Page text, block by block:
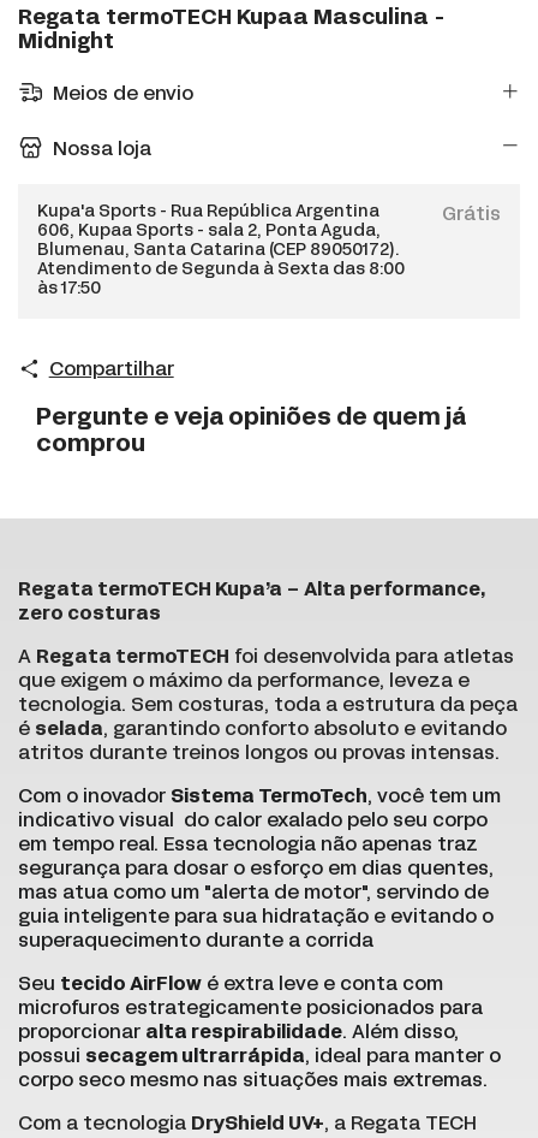
Regata termoTECH Kupaa Masculina -
Midnight
Meios de envio
Nossa loja
Kupa'a Sports - Rua República Argentina
606, Kupaa Sports - sala 2, Ponta Aguda,
Blumenau, Santa Catarina (CEP 89050172).
Atendimento de Segunda à Sexta das 8:00
às 17:50
Grátis
Compartilhar
Pergunte e veja opiniões de quem já
comprou
Regata termoTECH Kupa’a – Alta performance,
zero costuras
A Regata termoTECH foi desenvolvida para atletas
que exigem o máximo da performance, leveza e
tecnologia. Sem costuras, toda a estrutura da peça
é selada, garantindo conforto absoluto e evitando
atritos durante treinos longos ou provas intensas.
Com o inovador Sistema TermoTech, você tem um
indicativo visual do calor exalado pelo seu corpo
em tempo real. Essa tecnologia não apenas traz
segurança para dosar o esforço em dias quentes,
mas atua como um "alerta de motor", servindo de
guia inteligente para sua hidratação e evitando o
superaquecimento durante a corrida
Seu tecido AirFlow é extra leve e conta com
microfuros estrategicamente posicionados para
proporcionar alta respirabilidade. Além disso,
possui secagem ultrarrápida, ideal para manter o
corpo seco mesmo nas situações mais extremas.
Com a tecnologia DryShield UV+, a Regata TECH